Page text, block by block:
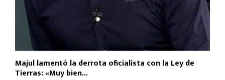
Majul lamentó la derrota oficialista con la Ley de
Tierras: «Muy bien...